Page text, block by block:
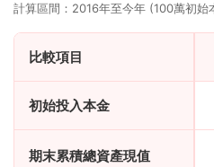
計算區間：2016年至今年 (100萬初始
比較項目
初始投入本金
期末累積總資產現值